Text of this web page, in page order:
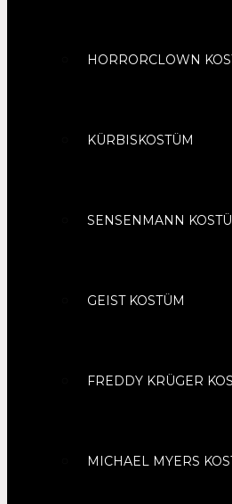
HORRORCLOWN
KÜRBISKOSTÜM
SENSENMANN
GEIST KOSTÜM
FREDDY KRÜGER
MICHAEL MYERS